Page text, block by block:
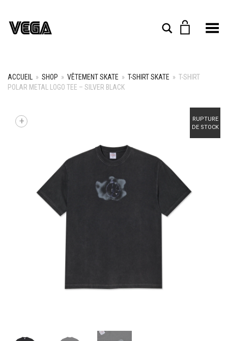
Rechercher
Toggle Menu
ACCUEIL » SHOP » VÊTEMENT SKATE » T-SHIRT SKATE » T-SHIRT
POLAR METAL LOGO TEE – SILVER BLACK
RUPTURE
DE STOCK
+